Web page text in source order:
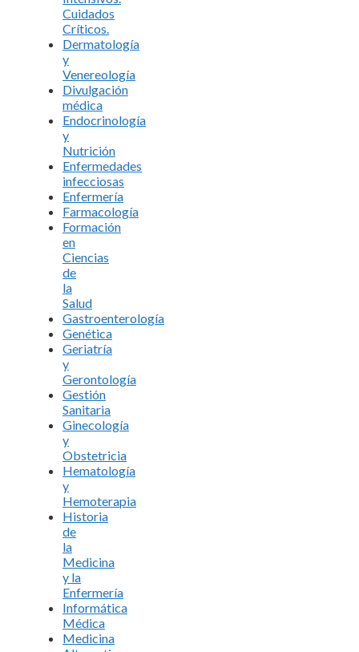
Cuidados
Críticos.
Dermatología
y
Venereología
Divulgación
médica
Endocrinología
y
Nutrición
Enfermedades
infecciosas
Enfermería
Farmacología
Formación
en
Ciencias
de
la
Salud
Gastroenterología
Genética
Geriatría
y
Gerontología
Gestión
Sanitaria
Ginecología
y
Obstetricia
Hematología
y
Hemoterapia
Historia
de
la
Medicina
y la
Enfermería
Informática
Médica
Medicina